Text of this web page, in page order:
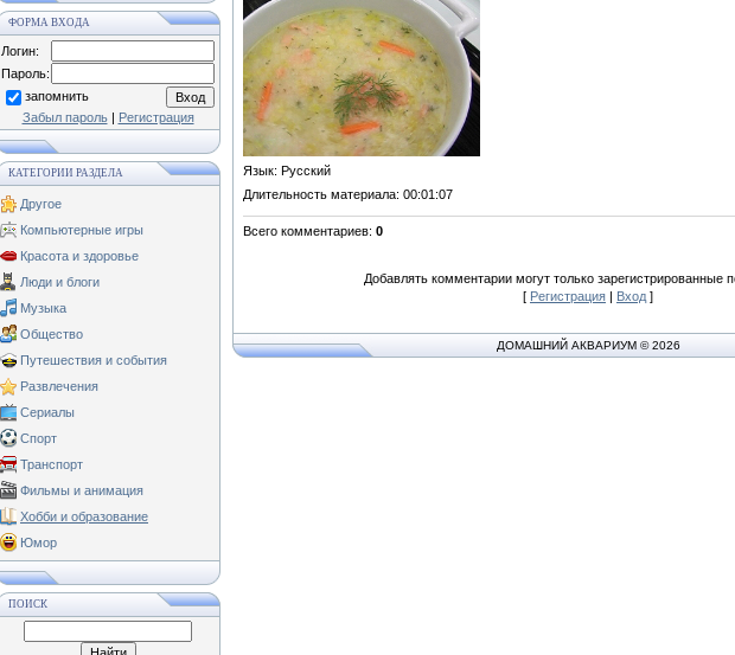
ФОРМА ВХОДА
Логин:
Пароль:
запомнить
Забыл пароль| Регистрация
КАТЕГОРИИ РАЗДЕЛА
Другое
Компьютерные игры
Красота и здоровье
Люди и блоги
Музыка
Общество
Путешествия и события
Развлечения
Сериалы
Спорт
Транспорт
Фильмы и анимация
Хобби и образование
Юмор
ПОИСК
Язык: Русский
Длительность материала: 00:01:07
Всего комментариев: 0
Добавлять комментарии могут только зарегистрированные
[ Регистрация | Вход ]
ДОМАШНИЙ АКВАРИУМ © 2026